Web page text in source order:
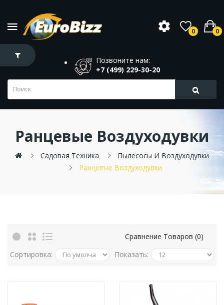
0 0
Позвоните нам:
+7 (499) 229-30-20
Ранцевые Воздуходувки
Садовая Техника
Пылесосы И Воздуходувки
Ранцевые Воздуходувки
Сравнение Товаров (0)
Сортировка:
Показать: